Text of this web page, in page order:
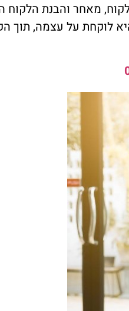
מאחר והבנת הלקוח
לוקחת על עצמה, תוך